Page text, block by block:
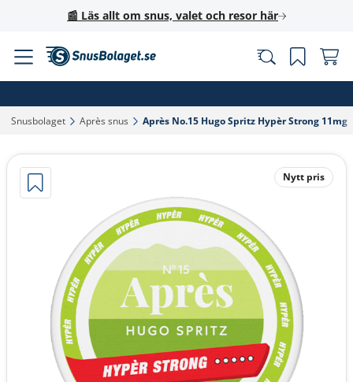
📰 Läs allt om snus, valet och resor här
Snusbolaget‎ Après snus‎ Après No.15 Hugo Spritz Hypèr Strong 11mg‎
Nytt pris